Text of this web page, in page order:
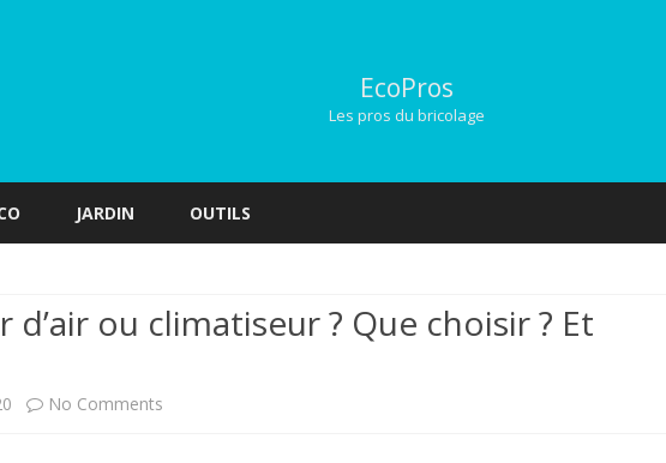
EcoPros
Les pros du bricolage
JARDIN OUTILS
d’air ou climatiseur ? Que choisir ? Et
No Comments